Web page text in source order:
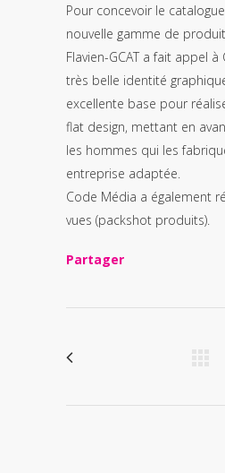
Pour concevoir le
nouvelle gamme de
Flavien-GCAT a fait appel
très belle identité
excellente base pour
flat design, mettant en
les hommes qui les
entreprise adaptée.
Code Média a également
vues (packshot produits).
Partager